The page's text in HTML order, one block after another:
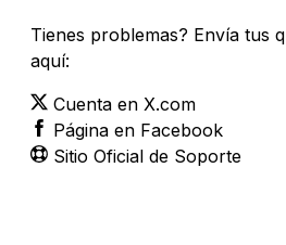
Tienes problemas? Envía tus
aquí:
Cuenta en X.com
Página en Facebook
Sitio Oficial de Soporte